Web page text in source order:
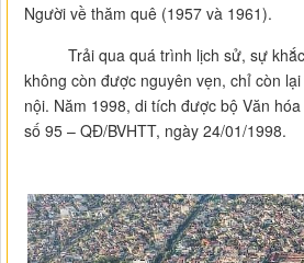
Người về thăm quê (1957 và 1961).
Trải qua quá trình lịch sử, sự khắc
không còn được nguyên vẹn, chỉ còn
nội. Năm 1998, di tích được bộ Văn
số 95 – QĐ/BVHTT, ngày 24/01/1998.